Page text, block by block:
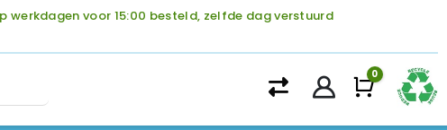
werkdagen voor 15:00 besteld, zelfde dag verstuurd
0